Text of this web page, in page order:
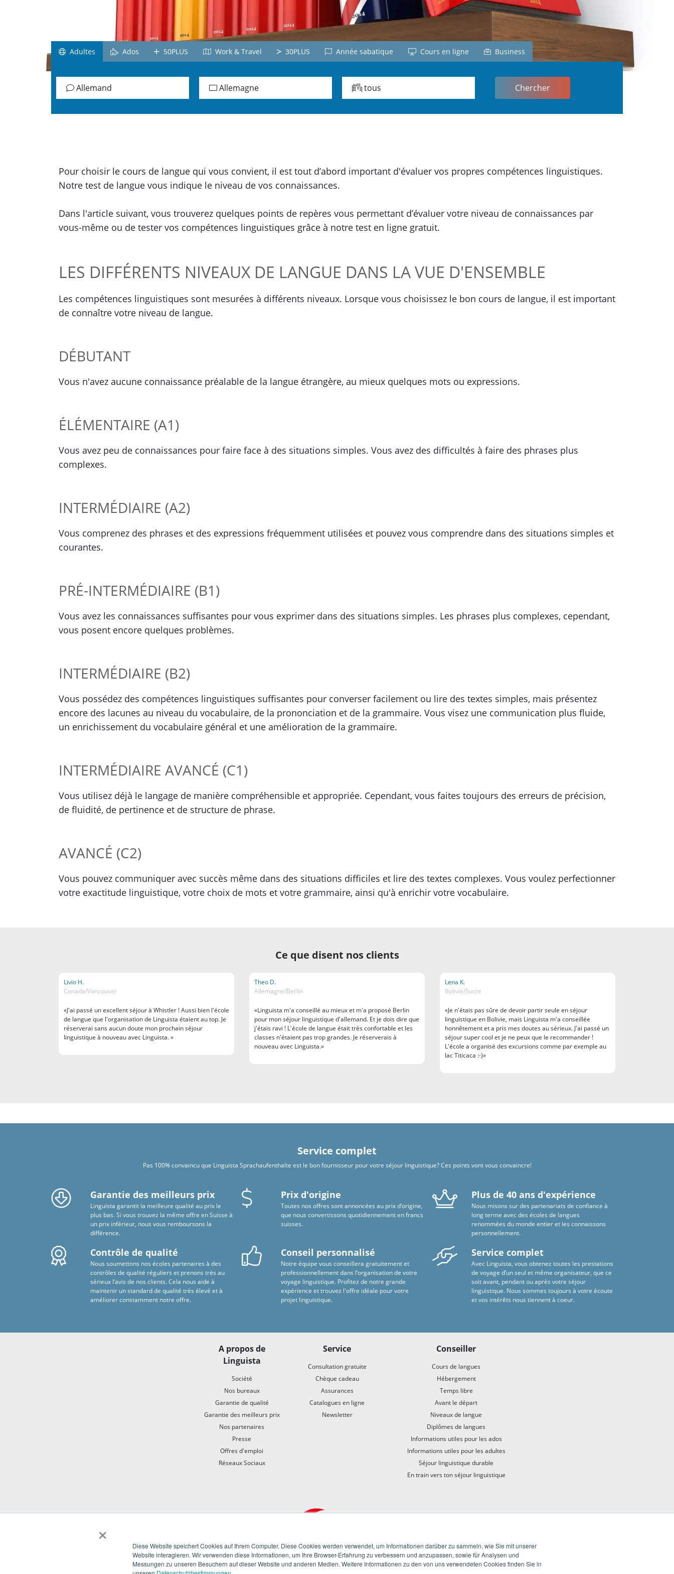
×
Diese Website speichert Cookies auf Ihrem Computer. Diese Cookies werden verwendet, um Informationen darüber zu sammeln, wie Sie mit unserer
Website interagieren. Wir verwenden diese Informationen, um Ihre Browser-Erfahrung zu verbessern und anzupassen, sowie für Analysen und
Messungen zu unseren Besuchern auf dieser Website und anderen Medien. Weitere Informationen zu den von uns verwendeten Cookies finden Sie in
Adultes Ados 50PLUS Work & Travel 30PLUS Année sabatique Cours en ligne Business
Allemand Allemagne tous
Pour choisir le cours de langue qui vous convient, il est tout d’abord important d'évaluer vos propres compétences linguistiques.
Notre test de langue vous indique le niveau de vos connaissances.
Dans l'article suivant, vous trouverez quelques points de repères vous permettant d’évaluer votre niveau de connaissances par
vous-même ou de tester vos compétences linguistiques grâce à notre test en ligne gratuit.
LES DIFFÉRENTS NIVEAUX DE LANGUE DANS LA VUE D'ENSEMBLE
Les compétences linguistiques sont mesurées à différents niveaux. Lorsque vous choisissez le bon cours de langue, il est important
de connaître votre niveau de langue.
DÉBUTANT
Vous n'avez aucune connaissance préalable de la langue étrangère, au mieux quelques mots ou expressions.
ÉLÉMENTAIRE (A1)
Vous avez peu de connaissances pour faire face à des situations simples. Vous avez des difficultés à faire des phrases plus
complexes.
INTERMÉDIAIRE (A2)
Vous comprenez des phrases et des expressions fréquemment utilisées et pouvez vous comprendre dans des situations simples et
courantes.
PRÉ-INTERMÉDIAIRE (B1)
Vous avez les connaissances suffisantes pour vous exprimer dans des situations simples. Les phrases plus complexes, cependant,
vous posent encore quelques problèmes.
INTERMÉDIAIRE (B2)
Vous possédez des compétences linguistiques suffisantes pour converser facilement ou lire des textes simples, mais présentez
encore des lacunes au niveau du vocabulaire, de la prononciation et de la grammaire. Vous visez une communication plus fluide,
un enrichissement du vocabulaire général et une amélioration de la grammaire.
INTERMÉDIAIRE AVANCÉ (C1)
Vous utilisez déjà le langage de manière compréhensible et appropriée. Cependant, vous faites toujours des erreurs de précision,
de fluidité, de pertinence et de structure de phrase.
AVANCÉ (C2)
Vous pouvez communiquer avec succès même dans des situations difficiles et lire des textes complexes. Vous voulez perfectionner
votre exactitude linguistique, votre choix de mots et votre grammaire, ainsi qu'à enrichir votre vocabulaire.
Ce que disent nos clients
Livio H.
Canada/Vancouver
«J'ai passé un excellent séjour à Whistler ! Aussi bien l'école
de langue que l'organisation de Linguista étaient au top. Je
réserverai sans aucun doute mon prochain séjour
linguistique à nouveau avec Linguista. »
Theo D.
Allemagne/Berlin
«Linguista m'a conseillé au mieux et m'a proposé Berlin
pour mon séjour linguistique d'allemand. Et je dois dire que
j'étais ravi ! L'école de langue était très confortable et les
classes n'étaient pas trop grandes. Je réserverais à
nouveau avec Linguista.»
Lena K.
Bolivie/Sucre
«Je n'étais pas sûre de devoir partir seule en séjour
linguistique en Bolivie, mais Linguista m'a conseillée
honnêtement et a pris mes doutes au sérieux. J'ai passé un
séjour super cool et je ne peux que le recommander !
L'école a organisé des excursions comme par exemple au
lac Titicaca :-)»
Service complet
Pas 100% convaincu que Linguista Sprachaufenthalte est le bon fournisseur pour votre séjour linguistique? Ces points vont vous convaincre!
Garantie des meilleurs prix
Linguista garantit la meilleure qualité au prix le
plus bas. Si vous trouvez la même offre en Suisse à
un prix inférieur, nous vous remboursons la
différence.
Prix d'origine
Toutes nos offres sont annoncées au prix d’origine,
que nous convertissons quotidiennement en francs
suisses.
Plus de 40 ans d'expérience
Nous misons sur des partenariats de confiance à
long terme avec des écoles de langues
renommées du monde entier et les connaissons
personnellement.
Contrôle de qualité
Nous soumettons nos écoles partenaires à des
contrôles de qualité réguliers et prenons très au
sérieux l’avis de nos clients. Cela nous aide à
maintenir un standard de qualité très élevé et à
améliorer constamment notre offre.
Conseil personnalisé
Notre équipe vous conseillera gratuitement et
professionnellement dans l’organisation de votre
voyage linguistique. Profitez de notre grande
expérience et trouvez l'offre idéale pour votre
projet linguistique.
Service complet
Avec Linguista, vous obtenez toutes les prestations
de voyage d’un seul et même organisateur, que ce
soit avant, pendant ou après votre séjour
linguistique. Nous sommes toujours à votre écoute
et vos intérêts nous tiennent à coeur.
A propos de
Linguista
Société
Nos bureaux
Garantie de qualité
Garantie des meilleurs prix
Nos partenaires
Presse
Offres d'emploi
Réseaux Sociaux
Service
Consultation gratuite
Chèque cadeau
Assurances
Catalogues en ligne
Newsletter
Conseiller
Cours de langues
Hébergement
Temps libre
Avant le départ
Niveaux de langue
Diplômes de langues
Informations utiles pour les ados
Informations utiles pour les adultes
Séjour linguistique durable
En train vers ton séjour linguistique
Afrique du Sud
Irlande
Ecosse
Tous le pays
Républic
Dominicaine
Panama
Tous le pays
Coréen
Corée
Autriche
Japonais
Vietnamien